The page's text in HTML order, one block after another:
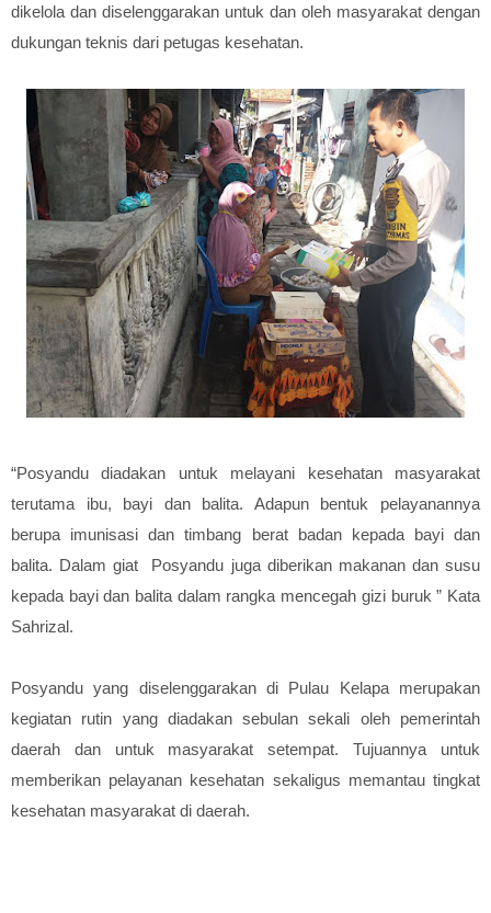
dikelola dan diselenggarakan untuk dan oleh masyarakat dengan
dukungan teknis dari petugas kesehatan.
“Posyandu diadakan untuk melayani kesehatan masyarakat
terutama ibu, bayi dan balita. Adapun bentuk pelayanannya
berupa imunisasi dan timbang berat badan kepada bayi dan
balita. Dalam giat Posyandu juga diberikan makanan dan susu
kepada bayi dan balita dalam rangka mencegah gizi buruk ” Kata
Sahrizal.
Posyandu yang diselenggarakan di Pulau Kelapa merupakan
kegiatan rutin yang diadakan sebulan sekali oleh pemerintah
daerah dan untuk masyarakat setempat. Tujuannya untuk
memberikan pelayanan kesehatan sekaligus memantau tingkat
kesehatan masyarakat di daerah.